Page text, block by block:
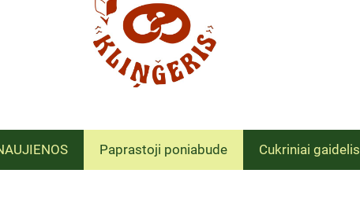
Paprastoji poniabude Cukriniai gaidelis